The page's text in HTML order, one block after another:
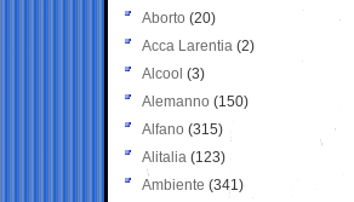
Aborto (20)
Acca Larentia (2)
Alcool (3)
Alemanno (150)
Alfano (315)
Alitalia (123)
Ambiente (341)